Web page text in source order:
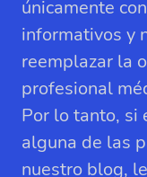
únicamente
informativos y
reemplazar la
profesional
Por lo tanto, si
alguna de las
nuestro blog,